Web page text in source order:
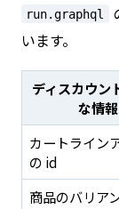
run.graphql
います。
ディスカウン
な情報
カートライン
の id
商品のバリア